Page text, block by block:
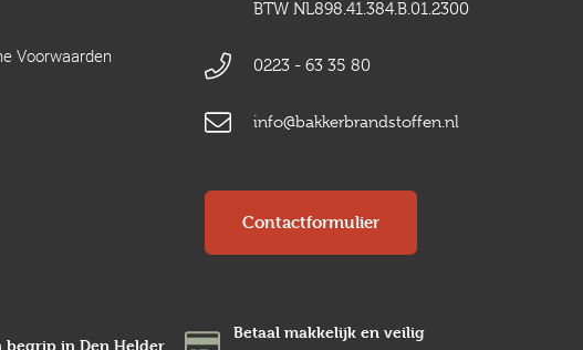
Voorwaarden
BTW NL898.41.384.B.01.2300
0223 - 63 35 80
info@bakkerbrandstoffen.nl
Contactformulier
begrip in Den Helder
Betaal makkelijk en veilig